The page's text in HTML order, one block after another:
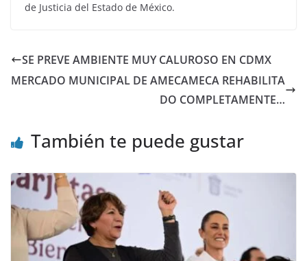
de Justicia del Estado de México.
SE PREVE AMBIENTE MUY CALUROSO EN CDMX
MERCADO MUNICIPAL DE AMECAMECA REHABILITA
DO COMPLETAMENTE…
También te puede gustar